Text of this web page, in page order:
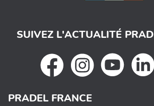
PRADEL FRANCE
SUIVEZ L'ACTUALITÉ